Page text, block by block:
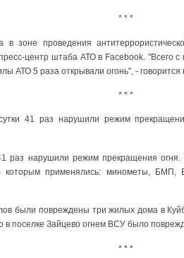
* * *
зоне проведения
центр штаба АТО в Facebook. "Всего
АТО 5 раза открывали огонь", - говорится
* * *
41 раз нарушили режим
раз нарушили режим прекращения
которым применялись: минометы,
были повреждены три жилых дома в
в поселке Зайцево огнем ВСУ было
* * *